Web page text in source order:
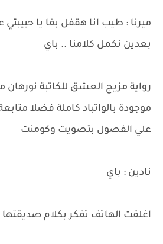
ميرنا : طيب انا هقفل بقا يا حبيبتي
بعدين نكمل كلامنا .. باي
رواية مزيج العشق للكاتبة
موجودة بالواتباد كاملة فضلا
علي الفصول بتصويت وكومنت
نادين : باي
اغلقت الهاتف تفكر بكلام صديقتها